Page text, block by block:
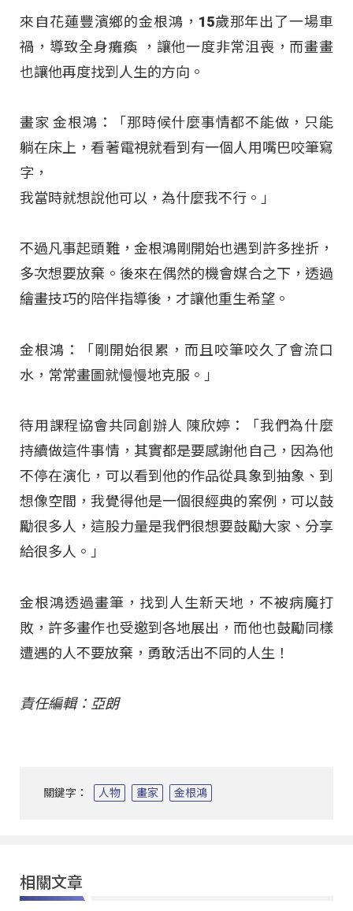
來自花蓮豐濱鄉的金根鴻，15歲那年出了一場車
禍，導致全身癱瘓 ，讓他一度非常沮喪，而畫畫
也讓他再度找到人生的方向。
畫家 金根鴻：「那時候什麼事情都不能做，只能
躺在床上，看著電視就看到有一個人用嘴巴咬筆寫
字，
我當時就想說他可以，為什麼我不行。」
不過凡事起頭難，金根鴻剛開始也遇到許多挫折，
多次想要放棄。後來在偶然的機會媒合之下，透過
繪畫技巧的陪伴指導後，才讓他重生希望。
金根鴻：「剛開始很累，而且咬筆咬久了會流口
水，常常畫圖就慢慢地克服。」
待用課程協會共同創辦人 陳欣婷：「我們為什麼
持續做這件事情，其實都是要感謝他自己，因為他
不停在演化，可以看到他的作品從具象到抽象、到
想像空間，我覺得他是一個很經典的案例，可以鼓
勵很多人，這股力量是我們很想要鼓勵大家、分享
給很多人。」
金根鴻透過畫筆，找到人生新天地，不被病魔打
敗，許多畫作也受邀到各地展出，而他也鼓勵同樣
遭遇的人不要放棄，勇敢活出不同的人生！
責任編輯：亞朗
關鍵字： 人物 畫家 金根鴻
相關文章